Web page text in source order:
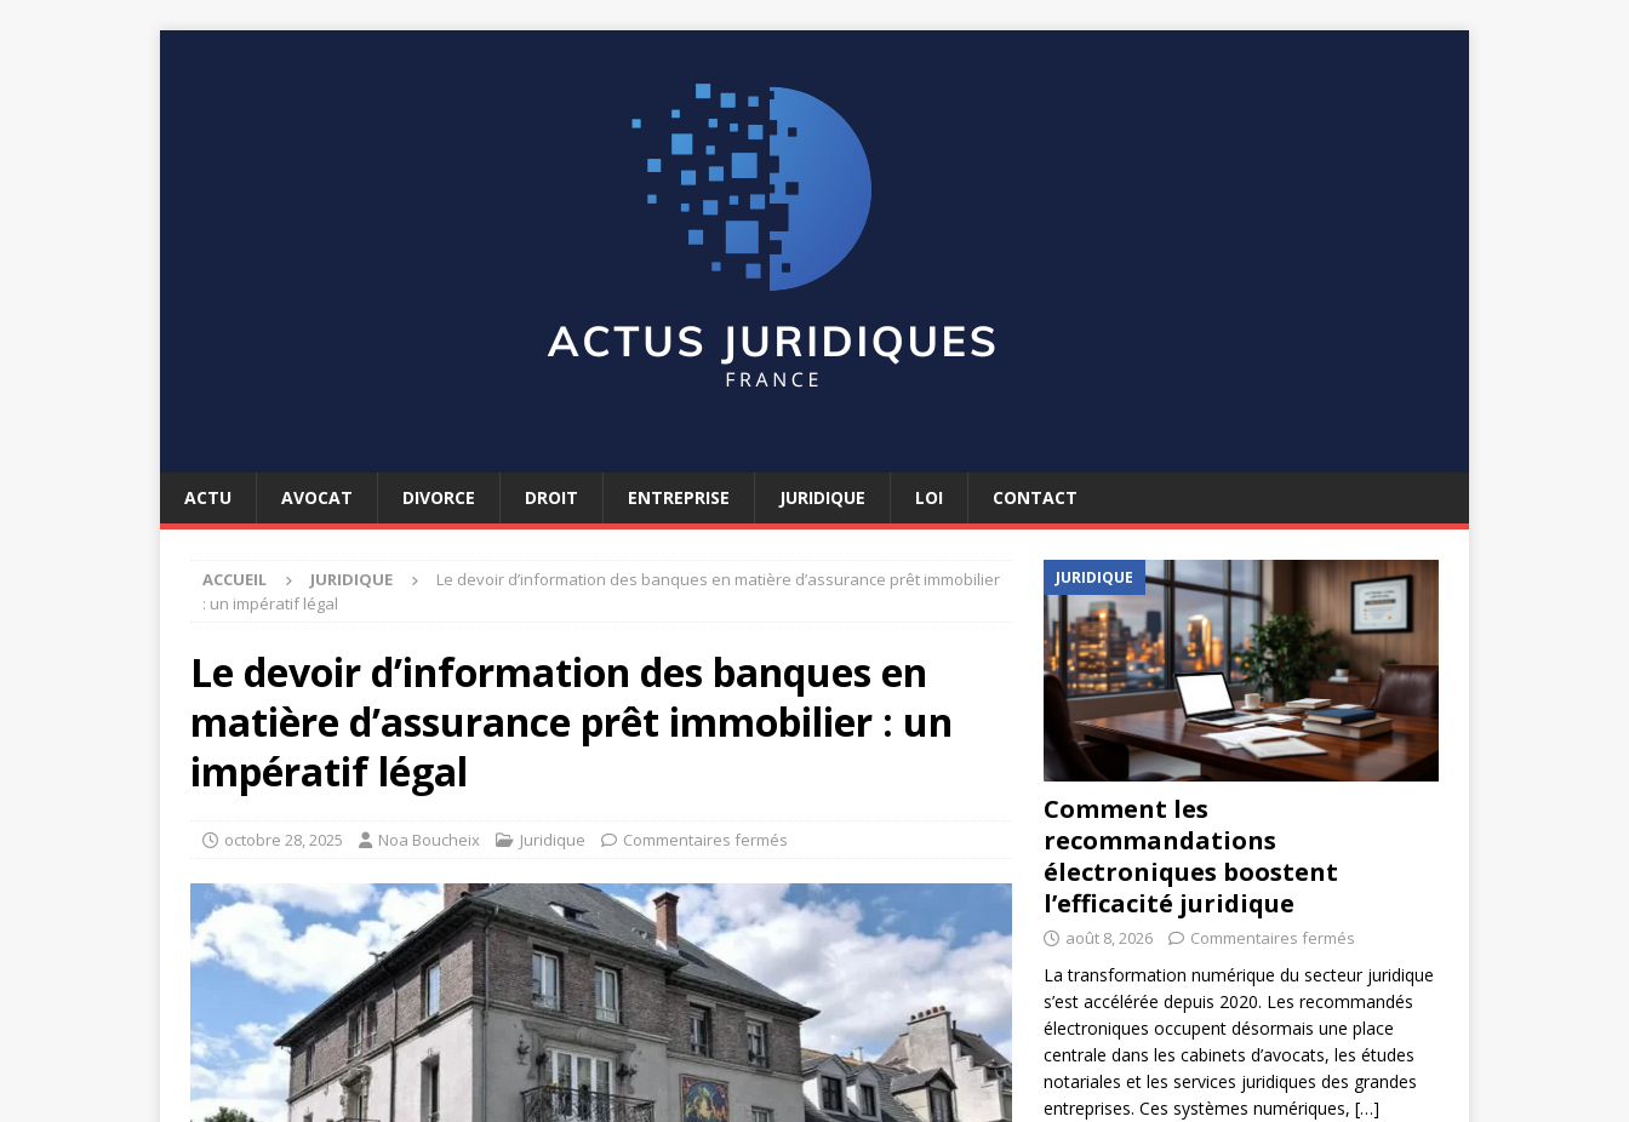
ACTU AVOCAT DIVORCE DROIT ENTREPRISE JURIDIQUE LOI CONTACT
ACCUEIL JURIDIQUE
Le devoir d’information des banques en matière d’assurance prêt immobilier
: un impératif légal
Le devoir d’information des banques en
matière d’assurance prêt immobilier : un
impératif légal
octobre 28, 2025 Noa Boucheix Juridique Commentaires fermés
JURIDIQUE
Comment les
recommandations
électroniques boostent
l’efficacité juridique
août 8, 2026 Commentaires fermés
La transformation numérique du secteur juridique
s’est accélérée depuis 2020. Les recommandés
électroniques occupent désormais une place
centrale dans les cabinets d’avocats, les études
notariales et les services juridiques des grandes
entreprises. Ces systèmes numériques, […]